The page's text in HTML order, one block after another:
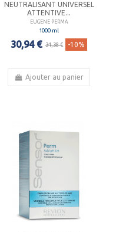
NEUTRALISANT UNIVERSEL
ATTENTIVE...
EUGENE PERMA
1000 ml
30,94 € 34,38 € -10%
Ajouter au panier